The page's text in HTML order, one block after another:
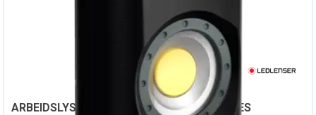
ARBEIDSLYS IW4R 150 LUMEN LED LENSER ES